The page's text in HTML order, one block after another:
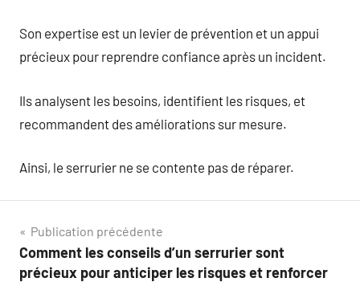
Son expertise est un levier de prévention et un appui
précieux pour reprendre confiance après un incident.
Ils analysent les besoins, identifient les risques, et
recommandent des améliorations sur mesure.
Ainsi, le serrurier ne se contente pas de réparer.
Navigation
de
Publication précédente
Comment les conseils d’un serrurier sont
précieux pour anticiper les risques et renforcer